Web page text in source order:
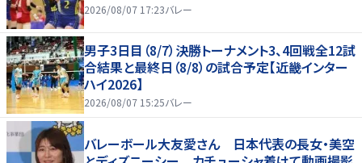
2026/08/07 17:23バレー
男子3日目（8/7）決勝トーナメント3、4回戦全12試
合結果と最終日（8/8）の試合予定【近畿インター
ハイ2026】
2026/08/07 15:25バレー
バレーボール大友愛さん 日本代表の長女・美空